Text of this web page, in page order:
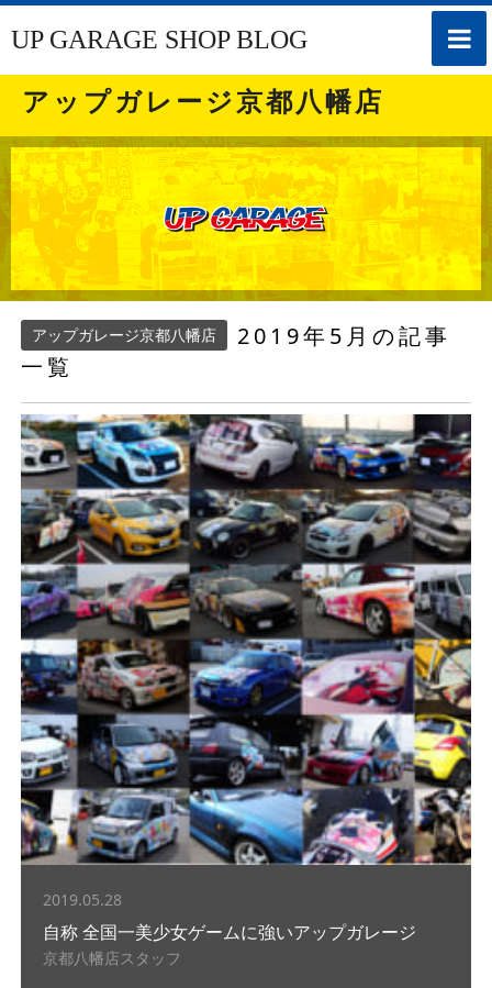
toggle
UP GARAGE SHOP BLOG
アップガレージ京都八幡店
アップガレージ京都八幡店
2019年5月の記事
一覧
2019.05.28
自称 全国一美少女ゲームに強いアップガレージ
京都八幡店スタッフ